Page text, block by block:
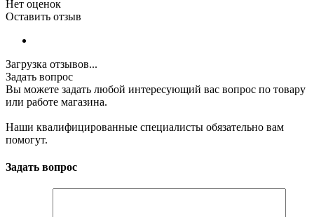
Нет оценок
Оставить отзыв
Загрузка отзывов...
Задать вопрос
Вы можете задать любой интересующий вас вопрос по товару
или работе магазина.
Наши квалифицированные специалисты обязательно вам
помогут.
Задать вопрос